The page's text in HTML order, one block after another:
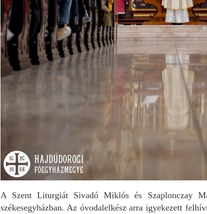
A Szent Liturgiát Sivadó Miklós és Szaplonczay
székesegyházban. Az óvodalelkész arra igyekezett